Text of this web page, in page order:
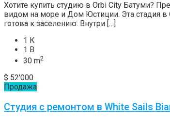
Хотите купить студию в Orbi City Батуми?
видом на море и Дом Юстиции. Эта стадия в
готова к заселению. Внутри […]
1 К
1 В
30 m2
$ 52'000
Продажа
Студия с ремонтом в White Sails